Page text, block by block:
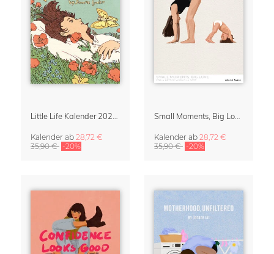
Kalender ab 28,72 €
35,90 € -20%
Kalender ab 28,72 €
35,90 € -20%